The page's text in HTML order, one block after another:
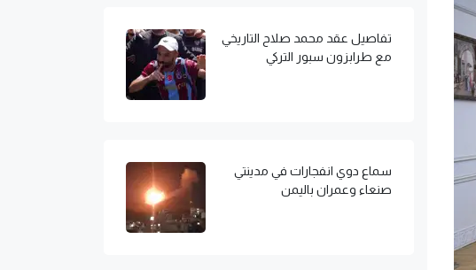
تفاصيل عقد محمد صلاح التاريخي
مع طرابزون سبور التركي
سماع دوي انفجارات في مدينتي
صنعاء وعمران باليمن